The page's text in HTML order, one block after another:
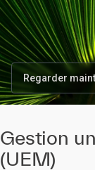
Regarder
Gestion
(UEM)